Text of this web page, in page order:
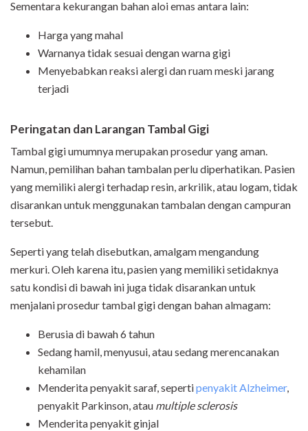
Sementara kekurangan bahan aloi emas antara lain:
Harga yang mahal
Warnanya tidak sesuai dengan warna gigi
Menyebabkan reaksi alergi dan ruam meski jarang
terjadi
Peringatan dan Larangan Tambal Gigi
Tambal gigi umumnya merupakan prosedur yang aman.
Namun, pemilihan bahan tambalan perlu diperhatikan. Pasien
yang memiliki alergi terhadap resin, arkrilik, atau logam, tidak
disarankan untuk menggunakan tambalan dengan campuran
tersebut.
Seperti yang telah disebutkan, amalgam mengandung
merkuri. Oleh karena itu, pasien yang memiliki setidaknya
satu kondisi di bawah ini juga tidak disarankan untuk
menjalani prosedur tambal gigi dengan bahan almagam:
Berusia di bawah 6 tahun
Sedang hamil, menyusui, atau sedang merencanakan
kehamilan
Menderita penyakit saraf, sepertipenyakit Alzheimer,
penyakit Parkinson, atau multiple sclerosis
Menderita penyakit ginjal